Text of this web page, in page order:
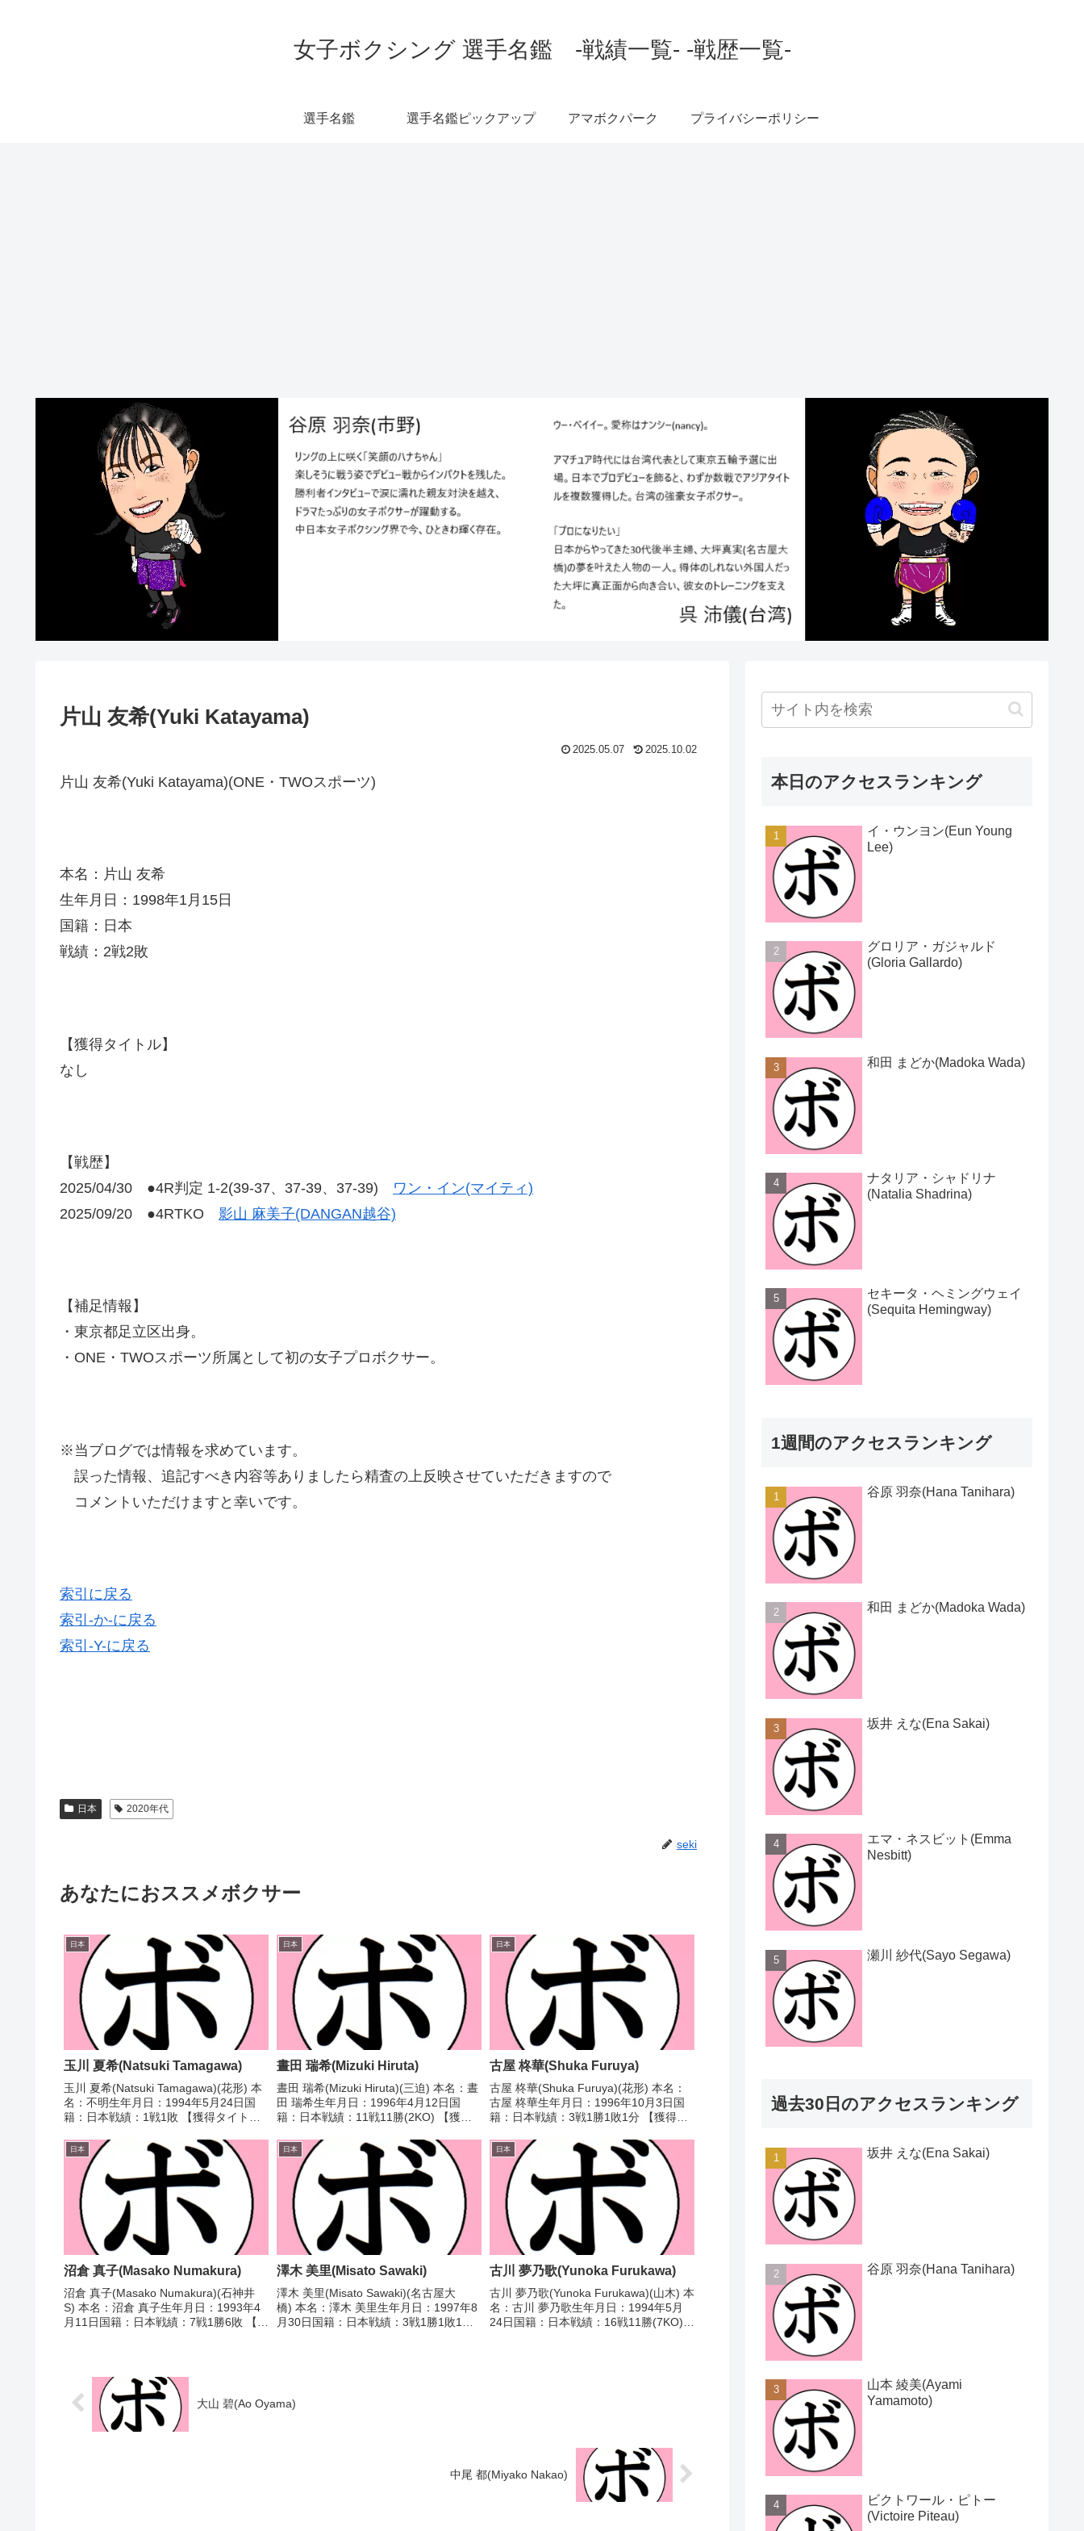
女子ボクシング 選手名鑑 -戦績一覧- -戦歴一覧-
選手名鑑 選手名鑑ピックアップ アマボクパーク プライバシーポリシー
片山 友希(Yuki Katayama)
2025.05.07 2025.10.02
片山 友希(Yuki Katayama)(ONE・TWOスポーツ)
本名：片山 友希
生年月日：1998年1月15日
国籍：日本
戦績：2戦2敗
【獲得タイトル】
なし
【戦歴】
2025/04/30 ●4R判定 1-2(39-37、37-39、37-39) ワン・イン(マイティ)
2025/09/20 ●4RTKO 影山 麻美子(DANGAN越谷)
【補足情報】
・東京都足立区出身。
・ONE・TWOスポーツ所属として初の女子プロボクサー。
※当ブログでは情報を求めています。
誤った情報、追記すべき内容等ありましたら精査の上反映させていただきますので
コメントいただけますと幸いです。
索引に戻る
索引-か-に戻る
索引-Y-に戻る
日本 2020年代
seki
あなたにおススメボクサー
日本
玉川 夏希(Natsuki Tamagawa)
玉川 夏希(Natsuki Tamagawa)(花形) 本
名：不明生年月日：1994年5月24日国
籍：日本戦績：1戦1敗 【獲得タイト
●1RTKO かぎしっぽ さち(FLARE山
上) 【補足情報】・静...
日本
晝田 瑞希(Mizuki Hiruta)
晝田 瑞希(Mizuki Hiruta)(三迫) 本名：晝
田 瑞希生年月日：1996年4月12日国
籍：日本戦績：11戦11勝(2KO) 【獲得
大会フライ級優勝(アマチュア)全日本女
子ボクシング選手権大会フ...
日本
古屋 柊華(Shuka Furuya)
古屋 柊華(Shuka Furuya)(花形) 本名：
古屋 柊華生年月日：1996年10月3日国
籍：日本戦績：3戦1勝1敗1分 【獲得タ
○4R判定 3-0(39-37、39-37、39-37)
松...
日本
沼倉 真子(Masako Numakura)
沼倉 真子(Masako Numakura)(石神井
S) 本名：沼倉 真子生年月日：1993年4
月11日国籍：日本戦績：7戦1勝6敗 【獲
日本
澤木 美里(Misato Sawaki)
澤木 美里(Misato Sawaki)(名古屋大
橋) 本名：澤木 美里生年月日：1997年8
月30日国籍：日本戦績：3戦1勝1敗1
日本
古川 夢乃歌(Yunoka Furukawa)
古川 夢乃歌(Yunoka Furukawa)(山木) 本
名：古川 夢乃歌生年月日：1994年5月
24日国籍：日本戦績：16戦11勝(7KO)3
大山 碧(Ao Oyama)
中尾 都(Miyako Nakao)
本日のアクセスランキング
イ・ウンヨン(Eun Young
Lee)
グロリア・ガジャルド
(Gloria Gallardo)
和田 まどか(Madoka Wada)
ナタリア・シャドリナ
(Natalia Shadrina)
セキータ・ヘミングウェイ
(Sequita Hemingway)
1週間のアクセスランキング
谷原 羽奈(Hana Tanihara)
和田 まどか(Madoka Wada)
坂井 えな(Ena Sakai)
エマ・ネスビット(Emma
Nesbitt)
瀬川 紗代(Sayo Segawa)
過去30日のアクセスランキング
坂井 えな(Ena Sakai)
谷原 羽奈(Hana Tanihara)
山本 綾美(Ayami
Yamamoto)
ビクトワール・ピトー
(Victoire Piteau)